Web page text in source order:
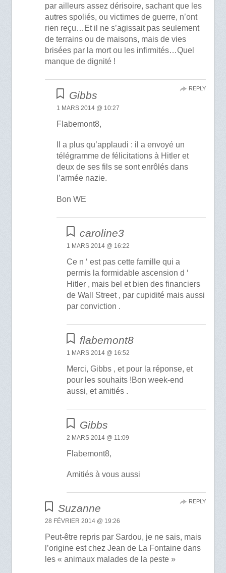
par ailleurs assez dérisoire, sachant que les
autres spoliés, ou victimes de guerre, n’ont
rien reçu…Et il ne s’agissait pas seulement
de terrains ou de maisons, mais de vies
brisées par la mort ou les infirmités…Quel
manque de dignité !
Gibbs
1 MARS 2014 @ 10:27
Flabemont8,
Il a plus qu’applaudi : il a envoyé un
télégramme de félicitations à Hitler et
deux de ses fils se sont enrôlés dans
l’armée nazie.
Bon WE
REPLY
caroline3
1 MARS 2014 @ 16:22
Ce n ‘ est pas cette famille qui a
permis la formidable ascension d ‘
Hitler , mais bel et bien des financiers
de Wall Street , par cupidité mais aussi
par conviction .
flabemont8
1 MARS 2014 @ 16:52
Merci, Gibbs , et pour la réponse, et
pour les souhaits !Bon week-end
aussi, et amitiés .
Gibbs
2 MARS 2014 @ 11:09
Flabemont8,
Amitiés à vous aussi
Suzanne
28 FÉVRIER 2014 @ 19:26
Peut-être repris par Sardou, je ne sais, mais
l’origine est chez Jean de La Fontaine dans
les « animaux malades de la peste »
REPLY